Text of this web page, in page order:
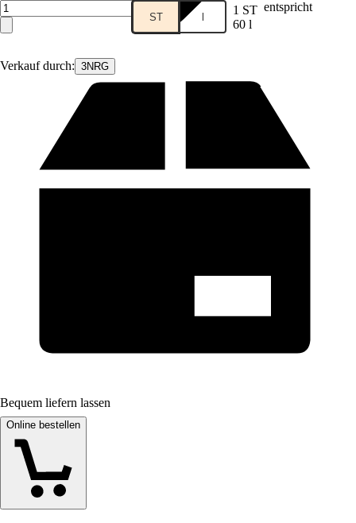
Verkauf durch: 3NRG
ST l 1 ST entspricht
60 l
Bequem liefern lassen
Online bestellen